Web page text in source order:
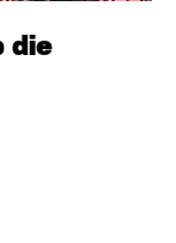
die